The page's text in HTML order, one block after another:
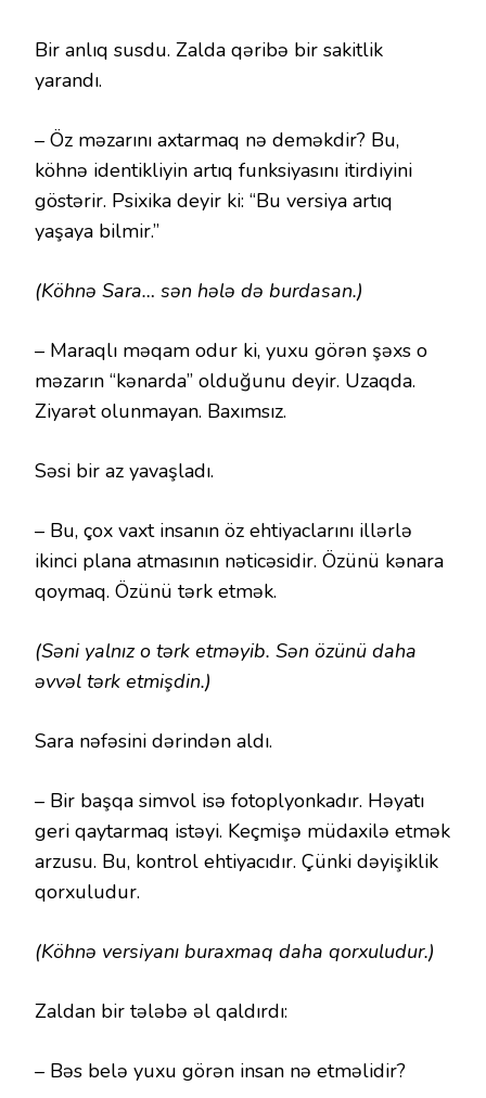
Bir anlıq susdu. Zalda qəribə bir sakitlik
yarandı.
– Öz məzarını axtarmaq nə deməkdir? Bu,
köhnə identikliyin artıq funksiyasını itirdiyini
göstərir. Psixika deyir ki: “Bu versiya artıq
yaşaya bilmir.”
(Köhnə Sara… sən hələ də burdasan.)
– Maraqlı məqam odur ki, yuxu görən şəxs o
məzarın “kənarda” olduğunu deyir. Uzaqda.
Ziyarət olunmayan. Baxımsız.
Səsi bir az yavaşladı.
– Bu, çox vaxt insanın öz ehtiyaclarını illərlə
ikinci plana atmasının nəticəsidir. Özünü kənara
qoymaq. Özünü tərk etmək.
(Səni yalnız o tərk etməyib. Sən özünü daha
əvvəl tərk etmişdin.)
Sara nəfəsini dərindən aldı.
– Bir başqa simvol isə fotoplyonkadır. Həyatı
geri qaytarmaq istəyi. Keçmişə müdaxilə etmək
arzusu. Bu, kontrol ehtiyacıdır. Çünki dəyişiklik
qorxuludur.
(Köhnə versiyanı buraxmaq daha qorxuludur.)
Zaldan bir tələbə əl qaldırdı:
– Bəs belə yuxu görən insan nə etməlidir?